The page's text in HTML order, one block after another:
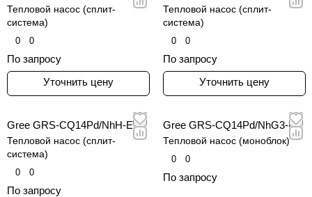
Тепловой насос (сплит-
система)
0 0
По запросу
Уточнить цену
Тепловой насос (сплит-
система)
0 0
По запросу
Уточнить цену
Gree GRS-CQ14Pd/NhH-E
Тепловой насос (сплит-
система)
0 0
По запросу
Gree GRS-CQ14Pd/NhG3-E
Тепловой насос (моноблок)
0 0
По запросу